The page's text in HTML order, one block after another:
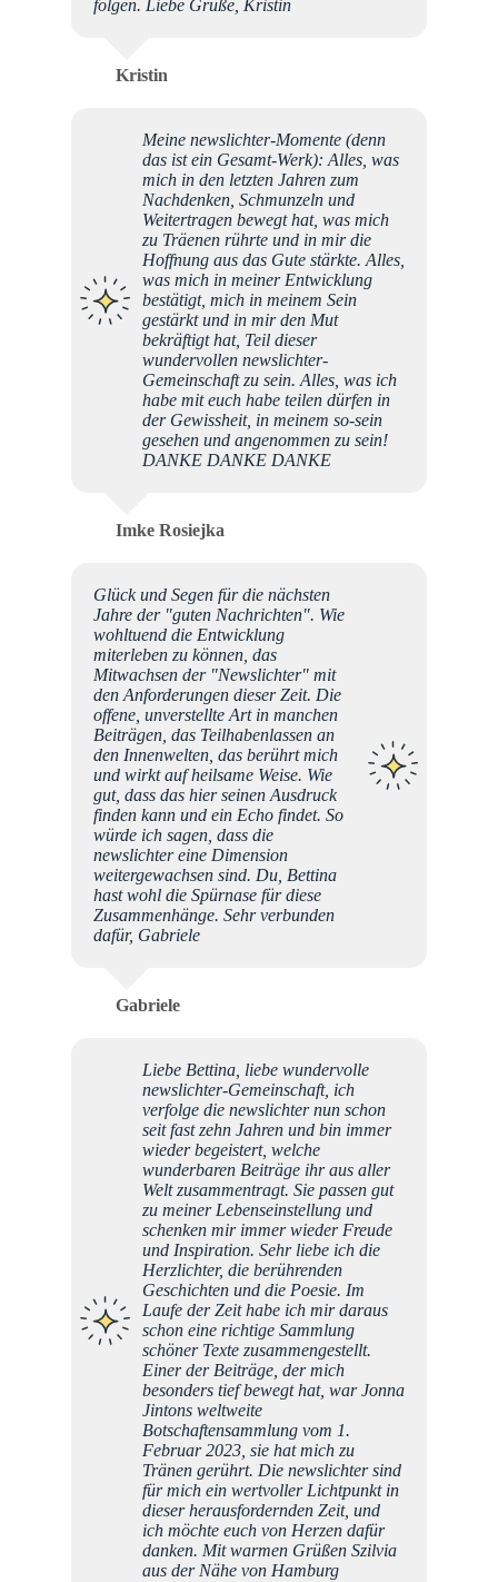
folgen. Liebe Grüße, Kristin
Kristin
Meine newslichter-Momente (denn
das ist ein Gesamt-Werk): Alles, was
mich in den letzten Jahren zum
Nachdenken, Schmunzeln und
Weitertragen bewegt hat, was mich
zu Träenen rührte und in mir die
Hoffnung aus das Gute stärkte. Alles,
was mich in meiner Entwicklung
bestätigt, mich in meinem Sein
gestärkt und in mir den Mut
bekräftigt hat, Teil dieser
wundervollen newslichter-
Gemeinschaft zu sein. Alles, was ich
habe mit euch habe teilen dürfen in
der Gewissheit, in meinem so-sein
gesehen und angenommen zu sein!
DANKE DANKE DANKE
Imke Rosiejka
Glück und Segen für die nächsten
Jahre der "guten Nachrichten". Wie
wohltuend die Entwicklung
miterleben zu können, das
Mitwachsen der "Newslichter" mit
den Anforderungen dieser Zeit. Die
offene, unverstellte Art in manchen
Beiträgen, das Teilhabenlassen an
den Innenwelten, das berührt mich
und wirkt auf heilsame Weise. Wie
gut, dass das hier seinen Ausdruck
finden kann und ein Echo findet. So
würde ich sagen, dass die
newslichter eine Dimension
weitergewachsen sind. Du, Bettina
hast wohl die Spürnase für diese
Zusammenhänge. Sehr verbunden
dafür, Gabriele
Gabriele
Liebe Bettina, liebe wundervolle
newslichter-Gemeinschaft, ich
verfolge die newslichter nun schon
seit fast zehn Jahren und bin immer
wieder begeistert, welche
wunderbaren Beiträge ihr aus aller
Welt zusammentragt. Sie passen gut
zu meiner Lebenseinstellung und
schenken mir immer wieder Freude
und Inspiration. Sehr liebe ich die
Herzlichter, die berührenden
Geschichten und die Poesie. Im
Laufe der Zeit habe ich mir daraus
schon eine richtige Sammlung
schöner Texte zusammengestellt.
Einer der Beiträge, der mich
besonders tief bewegt hat, war Jonna
Jintons weltweite
Botschaftensammlung vom 1.
Februar 2023, sie hat mich zu
Tränen gerührt. Die newslichter sind
für mich ein wertvoller Lichtpunkt in
dieser herausfordernden Zeit, und
ich möchte euch von Herzen dafür
danken. Mit warmen Grüßen Szilvia
aus der Nähe von Hamburg